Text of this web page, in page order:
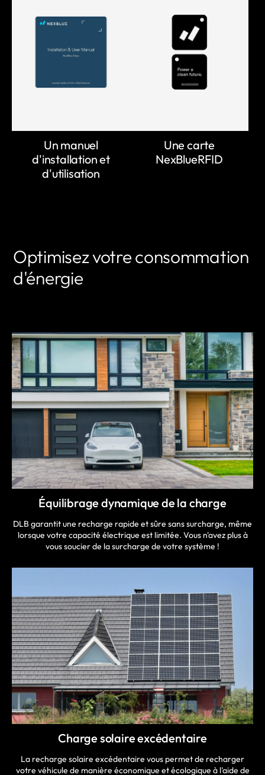
Un manuel
d'installation et
d'utilisation
Une carte
NexBlueRFID
Optimisez votre consommation
d'énergie
Équilibrage dynamique de la charge
DLB garantit une recharge rapide et sûre sans surcharge, même
lorsque votre capacité électrique est limitée. Vous n'avez plus à
vous soucier de la surcharge de votre système !
Charge solaire excédentaire
La recharge solaire excédentaire vous permet de recharger
votre véhicule de manière économique et écologique à l'aide de